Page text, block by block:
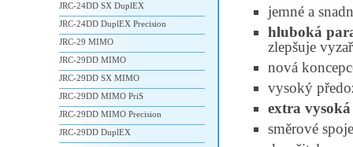
jemné a
hluboká
zlepšuje
nová
vysoký
extra
směrové
JRC-24DD SX DuplEX
JRC-24DD DuplEX Precision
JRC-29 MIMO
JRC-29DD MIMO
JRC-29DD SX MIMO
JRC-29DD MIMO PriS
JRC-29DD MIMO Precision
JRC-29DD DuplEX